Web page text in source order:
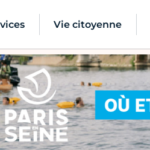
Vie citoyenne